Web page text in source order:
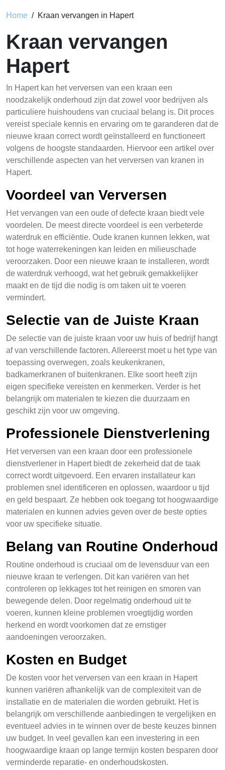
Home Kraan vervangen in Hapert
Kraan vervangen
Hapert
In Hapert kan het verversen van een kraan een
noodzakelijk onderhoud zijn dat zowel voor bedrijven als
particuliere huishoudens van cruciaal belang is. Dit proces
vereist speciale kennis en ervaring om te garanderen dat de
nieuwe kraan correct wordt geïnstalleerd en functioneert
volgens de hoogste standaarden. Hiervoor een artikel over
verschillende aspecten van het verversen van kranen in
Hapert.
Voordeel van Verversen
Het vervangen van een oude of defecte kraan biedt vele
voordelen. De meest directe voordeel is een verbeterde
waterdruk en efficiëntie. Oude kranen kunnen lekken, wat
tot hoge waterrekeningen kan leiden en milieuschade
veroorzaken. Door een nieuwe kraan te installeren, wordt
de waterdruk verhoogd, wat het gebruik gemakkelijker
maakt en de tijd die nodig is om taken uit te voeren
vermindert.
Selectie van de Juiste Kraan
De selectie van de juiste kraan voor uw huis of bedrijf hangt
af van verschillende factoren. Allereerst moet u het type van
toepassing overwegen, zoals keukenkranen,
badkamerkranen of buitenkranen. Elke soort heeft zijn
eigen specifieke vereisten en kenmerken. Verder is het
belangrijk om materialen te kiezen die duurzaam en
geschikt zijn voor uw omgeving.
Professionele Dienstverlening
Het verversen van een kraan door een professionele
dienstverlener in Hapert biedt de zekerheid dat de taak
correct wordt uitgevoerd. Een ervaren installateur kan
problemen snel identificeren en oplossen, waardoor u tijd
en geld bespaart. Ze hebben ook toegang tot hoogwaardige
materialen en kunnen advies geven over de beste opties
voor uw specifieke situatie.
Belang van Routine Onderhoud
Routine onderhoud is cruciaal om de levensduur van een
nieuwe kraan te verlengen. Dit kan variëren van het
controleren op lekkages tot het reinigen en smoren van
bewegende delen. Door regelmatig onderhoud uit te
voeren, kunnen kleine problemen vroegtijdig worden
herkend en wordt voorkomen dat ze ernstiger
aandoeningen veroorzaken.
Kosten en Budget
De kosten voor het verversen van een kraan in Hapert
kunnen variëren afhankelijk van de complexiteit van de
installatie en de materialen die worden gebruikt. Het is
belangrijk om verschillende aanbiedingen te vergelijken en
eventueel advies in te winnen over de beste keuzes binnen
uw budget. In veel gevallen kan een investering in een
hoogwaardige kraan op lange termijn kosten besparen door
verminderde reparatie- en onderhoudskosten.